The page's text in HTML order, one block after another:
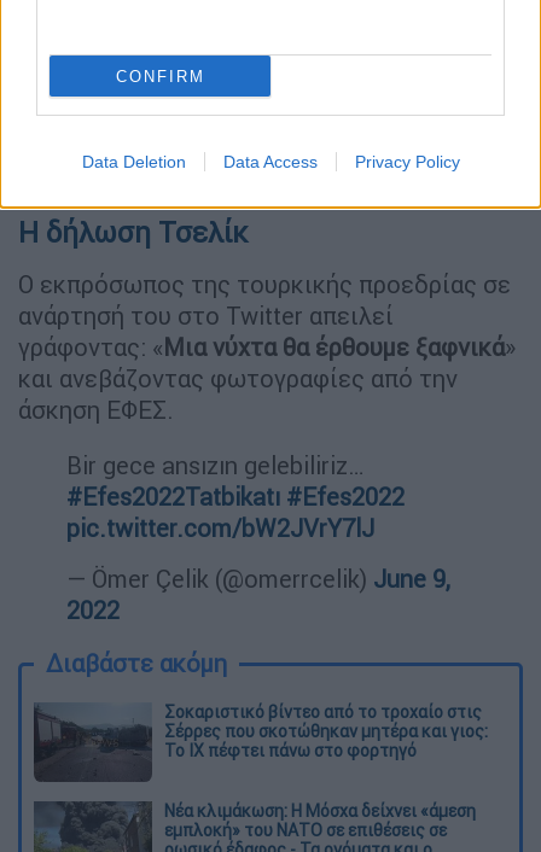
CONFIRM
Data Deletion Data Access Privacy Policy
Η δήλωση Τσελίκ
Ο εκπρόσωπος της τουρκικής προεδρίας σε
ανάρτησή του στο Twitter απειλεί
γράφοντας: «Μια νύχτα θα έρθουμε ξαφνικά»
και ανεβάζοντας φωτογραφίες από την
άσκηση ΕΦΕΣ.
Bir gece ansızın gelebiliriz…
#Efes2022Tatbikatı #Efes2022
pic.twitter.com/bW2JVrY7lJ
— Ömer Çelik (@omerrcelik) June 9,
2022
Διαβάστε ακόμη
Σοκαριστικό βίντεο από το τροχαίο στις
Σέρρες που σκοτώθηκαν μητέρα και γιος:
Το ΙΧ πέφτει πάνω στο φορτηγό
Νέα κλιμάκωση: Η Μόσχα δείχνει «άμεση
εμπλοκή» του ΝΑΤΟ σε επιθέσεις σε